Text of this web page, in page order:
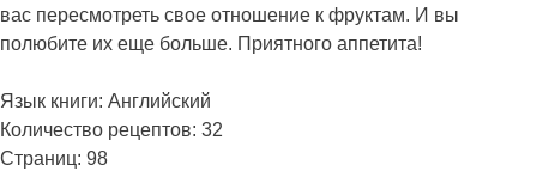
вас пересмотреть свое отношение к фруктам. И вы
полюбите их еще больше. Приятного аппетита!
Язык книги: Английский
Количество рецептов: 32
Страниц: 98